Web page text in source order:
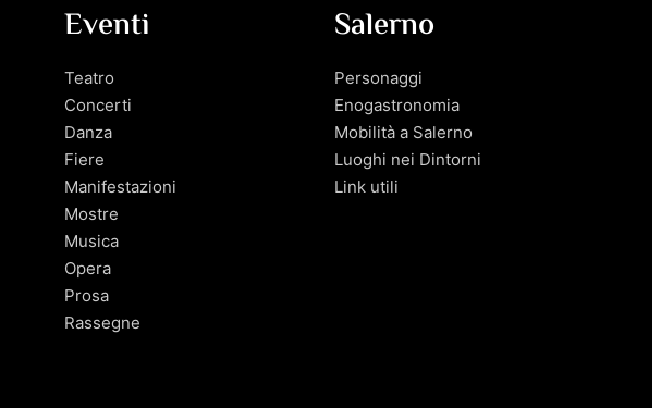
Eventi
Teatro
Concerti
Danza
Fiere
Manifestazioni
Mostre
Musica
Opera
Prosa
Rassegne
Salerno
Personaggi
Enogastronomia
Mobilità a Salerno
Luoghi nei Dintorni
Link utili